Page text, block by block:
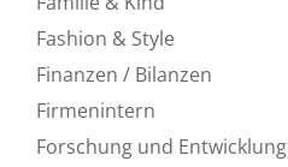
Fashion & Style
Finanzen / Bilanzen
Firmenintern
Forschung und Entwicklung